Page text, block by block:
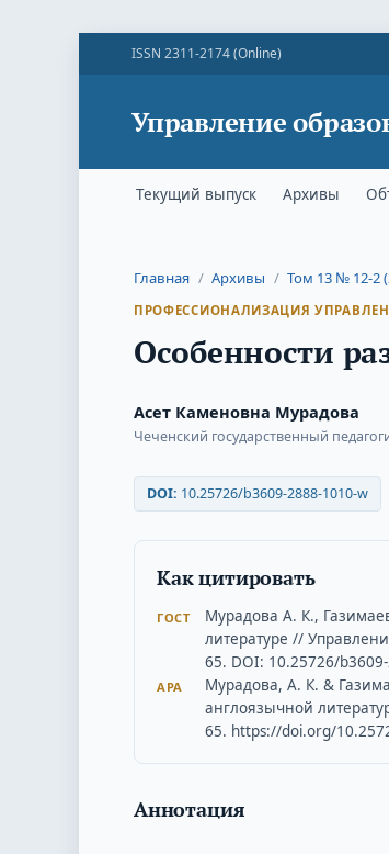
ISSN 2311-2174 (Online)
Управление
Текущий выпуск Архивы
Главная / Архивы / Том 13 № 12-2
ПРОФЕССИОНАЛИЗАЦИЯ
Особенности
Асет Каменовна Мурадова
Чеченский государственный
DOI: 10.25726/b3609-2888-1010-w
Как цитировать
ГОСТ
Мурадова А. К.,
литературе //
65. DOI: 10.25726/
APA
Мурадова, А. К. &
англоязычной
65. https://doi.org/
Аннотация